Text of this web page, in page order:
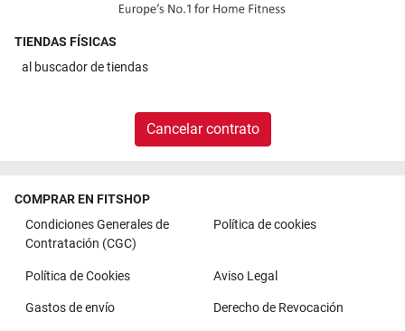
TIENDAS FÍSICAS
al buscador de tiendas
Cancelar contrato
COMPRAR EN FITSHOP
Condiciones Generales de
Contratación (CGC)
Política de cookies
Política de Cookies Aviso Legal
Gastos de envío Derecho de Revocación